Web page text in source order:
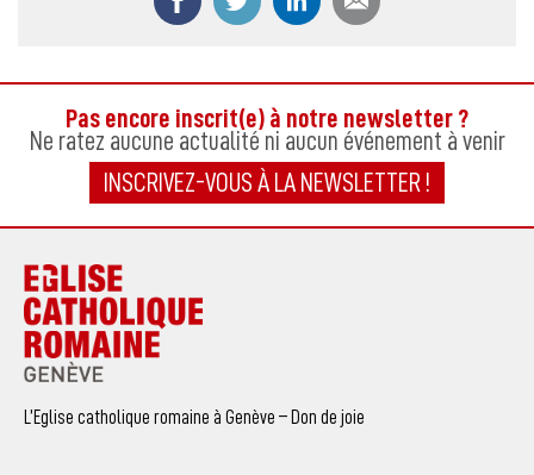
Pas encore inscrit(e) à notre newsletter ?
Ne ratez aucune actualité ni aucun événement à venir
INSCRIVEZ-VOUS À LA NEWSLETTER !
L’Eglise catholique romaine à Genève – Don de joie